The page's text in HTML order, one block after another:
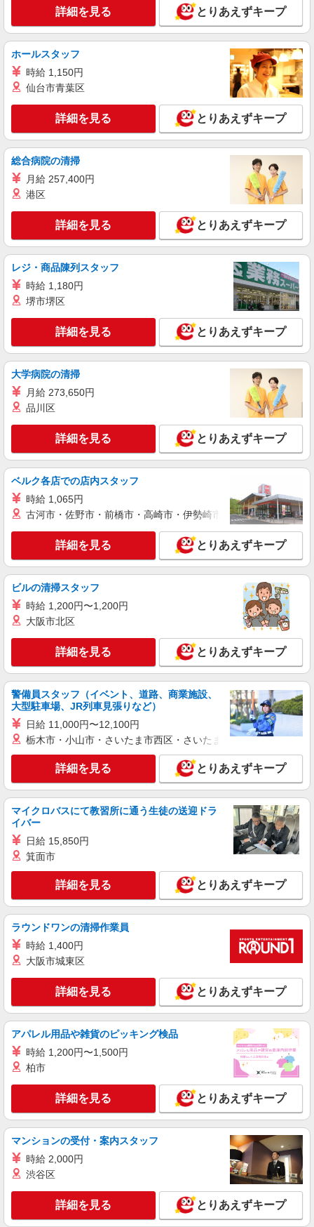
詳細を見る とりあえずキープ
ホールスタッフ
時給 1,150円
仙台市青葉区
詳細を見る とりあえずキープ
総合病院の清掃
月給 257,400円
港区
詳細を見る とりあえずキープ
レジ・商品陳列スタッフ
時給 1,180円
堺市堺区
詳細を見る とりあえずキープ
大学病院の清掃
月給 273,650円
品川区
詳細を見る とりあえずキープ
ベルク各店での店内スタッフ
時給 1,065円
古河市・佐野市・前橋市・高崎市・伊勢崎市・太田市・館林市
詳細を見る とりあえずキープ
ビルの清掃スタッフ
時給 1,200円〜1,200円
大阪市北区
詳細を見る とりあえずキープ
警備員スタッフ（イベント、道路、商業施設、
大型駐車場、JR列車見張りなど）
日給 11,000円〜12,100円
栃木市・小山市・さいたま市西区・さいたま市岩槻区・久喜市・
詳細を見る とりあえずキープ
マイクロバスにて教習所に通う生徒の送迎ドラ
イバー
日給 15,850円
箕面市
詳細を見る とりあえずキープ
ラウンドワンの清掃作業員
時給 1,400円
大阪市城東区
詳細を見る とりあえずキープ
アパレル用品や雑貨のピッキング検品
時給 1,200円〜1,500円
柏市
詳細を見る とりあえずキープ
マンションの受付・案内スタッフ
時給 2,000円
渋谷区
詳細を見る とりあえずキープ